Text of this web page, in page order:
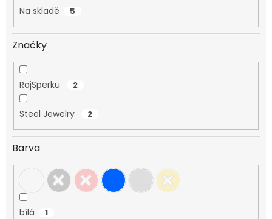
Na skladě 5
Značky
RajSperku 2
Steel Jewelry 2
Barva
bílá 1